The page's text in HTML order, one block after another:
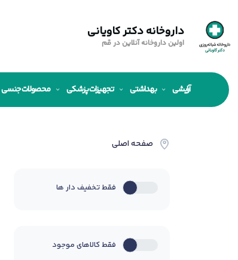
داروخانه دکتر کاویانی
اولین داروخانه آنلاین در قم
آرایشی بهداشتی تجهیزات پزشکی محصولات جنسی
صفحه اصلی
فقط تخفیف دار ها
فقط کالاهای موجود